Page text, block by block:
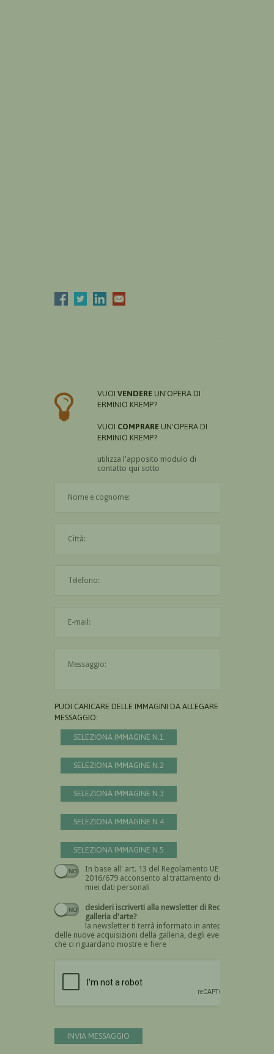
VUOI VENDERE UN'OPERA DI
ERMINIO KREMP?
VUOI COMPRARE UN'OPERA DI
ERMINIO KREMP?
utilizza l'apposito modulo di
contatto qui sotto
PUOI CARICARE DELLE IMMAGINI DA ALLEGARE AL
MESSAGGIO:
SELEZIONA IMMAGINE N.1
SELEZIONA IMMAGINE N.2
SELEZIONA IMMAGINE N.3
SELEZIONA IMMAGINE N.4
SELEZIONA IMMAGINE N.5
In base all' art. 13 del Regolamento UE n.
2016/679 acconsento al trattamento dei
miei dati personali
Devi dare il consenso
desideri iscriverti alla newsletter di Recta
galleria d'arte?
la newsletter ti terrà informato in anteprima
delle nuove acquisizioni della galleria, degli eventi
che ci riguardano mostre e fiere
INVIA MESSAGGIO